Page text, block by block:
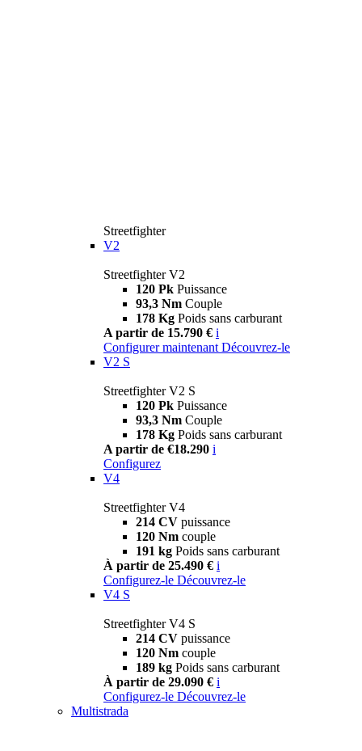
Streetfighter
V2
Streetfighter V2
120 Pk Puissance
93,3 Nm Couple
178 Kg Poids sans carburant
A partir de 15.790 € i
Configurer maintenant Découvrez-le
V2 S
Streetfighter V2 S
120 Pk Puissance
93,3 Nm Couple
178 Kg Poids sans carburant
A partir de €18.290 i
Configurez
V4
Streetfighter V4
214 CV puissance
120 Nm couple
191 kg Poids sans carburant
À partir de 25.490 € i
Configurez-le Découvrez-le
V4 S
Streetfighter V4 S
214 CV puissance
120 Nm couple
189 kg Poids sans carburant
À partir de 29.090 € i
Configurez-le Découvrez-le
Multistrada